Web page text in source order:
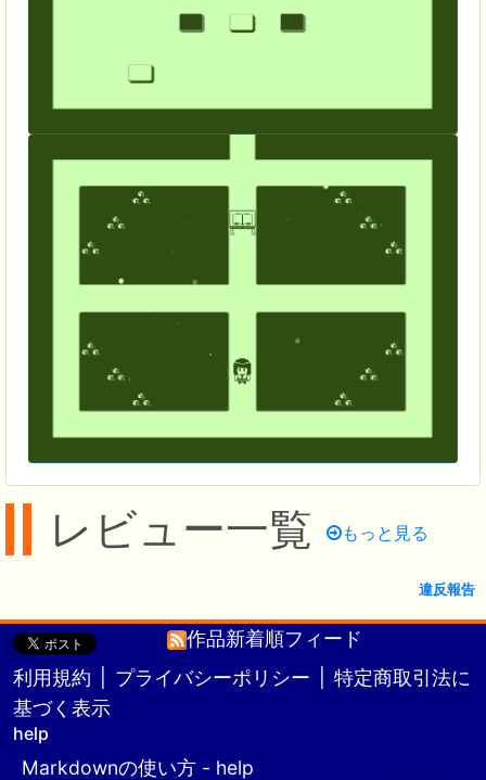
レビュー一覧 もっと見る
違反報告
作品新着順フィード
利用規約
プライバシーポリシー
特定商取引法に
基づく表示
help
Markdownの使い方 - help